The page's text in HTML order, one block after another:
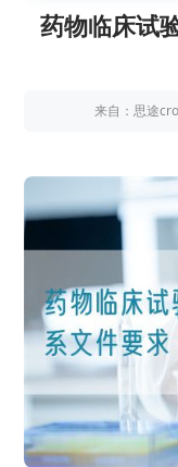
药物临床试
来自：思途